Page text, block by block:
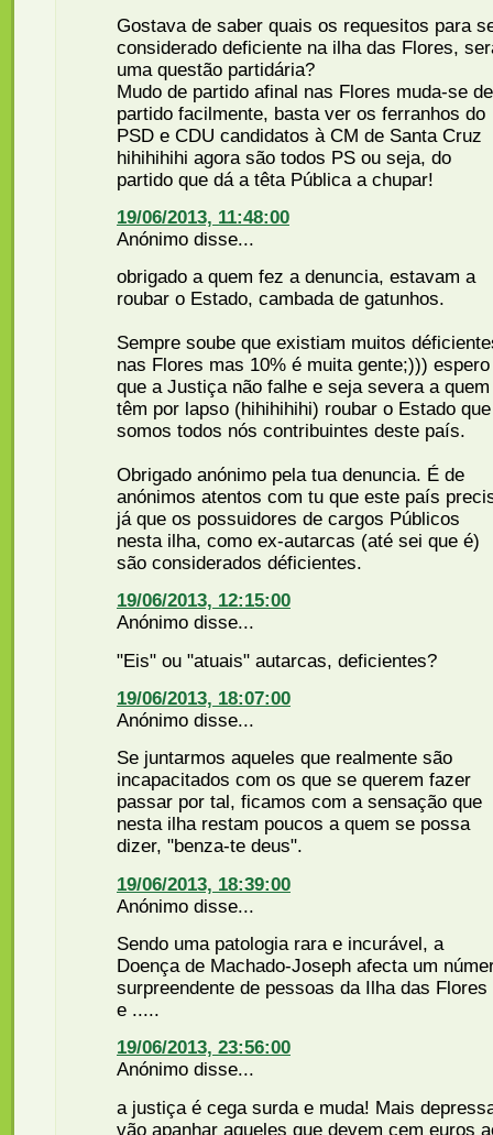
Gostava de saber quais os requesitos para
considerado deficiente na ilha das Flores,
uma questão partidária?
Mudo de partido afinal nas Flores muda-se de
partido facilmente, basta ver os ferranhos do
PSD e CDU candidatos à CM de Santa Cruz
hihihihihi agora são todos PS ou seja, do
partido que dá a têta Pública a chupar!
19/06/2013, 11:48:00
Anónimo disse...
obrigado a quem fez a denuncia, estavam a
roubar o Estado, cambada de gatunhos.
Sempre soube que existiam muitos
nas Flores mas 10% é muita gente;))) espero
que a Justiça não falhe e seja severa a quem
têm por lapso (hihihihihi) roubar o Estado que
somos todos nós contribuintes deste país.
Obrigado anónimo pela tua denuncia. É de
anónimos atentos com tu que este país
já que os possuidores de cargos Públicos
nesta ilha, como ex-autarcas (até sei que é)
são considerados déficientes.
19/06/2013, 12:15:00
Anónimo disse...
"Eis" ou "atuais" autarcas, deficientes?
19/06/2013, 18:07:00
Anónimo disse...
Se juntarmos aqueles que realmente são
incapacitados com os que se querem fazer
passar por tal, ficamos com a sensação que
nesta ilha restam poucos a quem se possa
dizer, "benza-te deus".
19/06/2013, 18:39:00
Anónimo disse...
Sendo uma patologia rara e incurável, a
Doença de Machado-Joseph afecta um
surpreendente de pessoas da Ilha das Flores
e .....
19/06/2013, 23:56:00
Anónimo disse...
a justiça é cega surda e muda! Mais
vão apanhar aqueles que devem cem euros